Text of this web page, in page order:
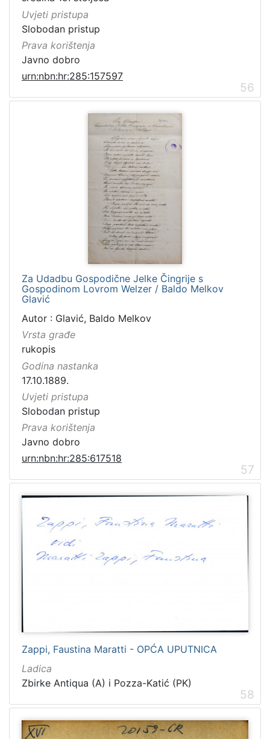
Uvjeti pristupa
Slobodan pristup
Prava korištenja
Javno dobro
urn:nbn:hr:285:157597
56
Za Udadbu Gospodične Jelke Čingrije s
Gospodinom Lovrom Welzer / Baldo Melkov
Glavić
Autor : Glavić, Baldo Melkov
Vrsta građe
rukopis
Godina nastanka
17.10.1889.
Uvjeti pristupa
Slobodan pristup
Prava korištenja
Javno dobro
urn:nbn:hr:285:617518
57
Zappi, Faustina Maratti - OPĆA UPUTNICA
Ladica
Zbirke Antiqua (A) i Pozza-Katić (PK)
58